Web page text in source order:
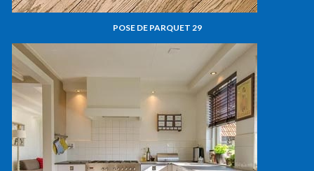
POSE DE PARQUET 29